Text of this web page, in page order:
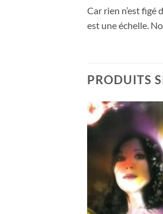
Car rien n’est figé
est une échelle.
PRODUITS